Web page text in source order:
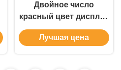
Двойное число
красный цвет дисплея
этапа низкой
мощности 7 0,39
Лучшая цена